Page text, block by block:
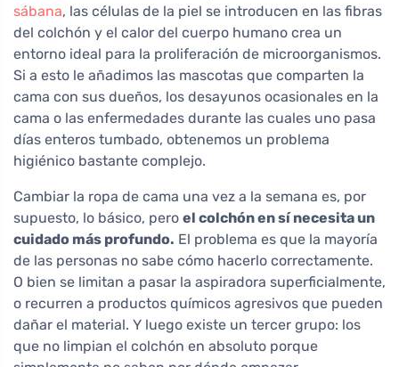
sábana, las células de la piel se introducen en las fibras
del colchón y el calor del cuerpo humano crea un
entorno ideal para la proliferación de microorganismos.
Si a esto le añadimos las mascotas que comparten la
cama con sus dueños, los desayunos ocasionales en la
cama o las enfermedades durante las cuales uno pasa
días enteros tumbado, obtenemos un problema
higiénico bastante complejo.
Cambiar la ropa de cama una vez a la semana es, por
supuesto, lo básico, pero el colchón en sí necesita un
cuidado más profundo. El problema es que la mayoría
de las personas no sabe cómo hacerlo correctamente.
O bien se limitan a pasar la aspiradora superficialmente,
o recurren a productos químicos agresivos que pueden
dañar el material. Y luego existe un tercer grupo: los
que no limpian el colchón en absoluto porque